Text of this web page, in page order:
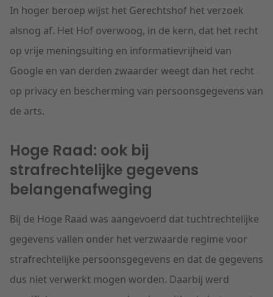
In hoger beroep wijst het Gerechtshof het verzoek
alsnog af. Het Hof overwoog, in de kern, dat het recht
op vrije meningsuiting en informatievrijheid van
Google en van derden zwaarder weegt dan het recht
op privacy en bescherming van persoonsgegevens van
de arts.
Hoge Raad: ook bij
strafrechtelijke gegevens
belangenafweging
Bij de Hoge Raad was aangevoerd dat tuchtrechtelijke
gegevens vallen onder het verzwaarde regime voor
strafrechtelijke persoonsgegevens en dat de gegevens
dus niet verwerkt mogen worden. Daarbij werd